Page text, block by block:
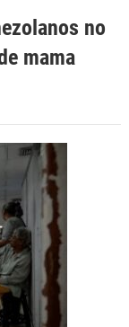
no
mama